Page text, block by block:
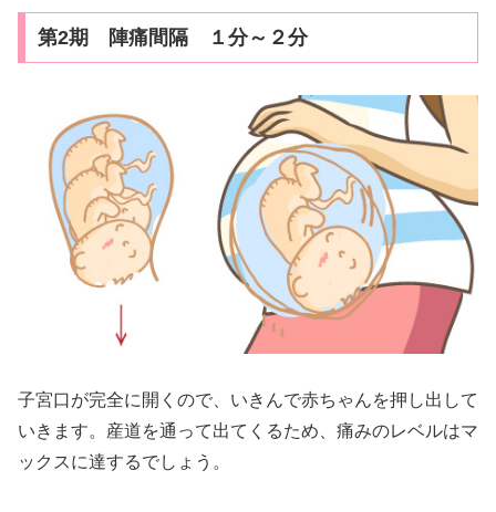
第2期 陣痛間隔 １分～２分
子宮口が完全に開くので、いきんで赤ちゃんを押し出して
いきます。産道を通って出てくるため、痛みのレベルはマ
ックスに達するでしょう。